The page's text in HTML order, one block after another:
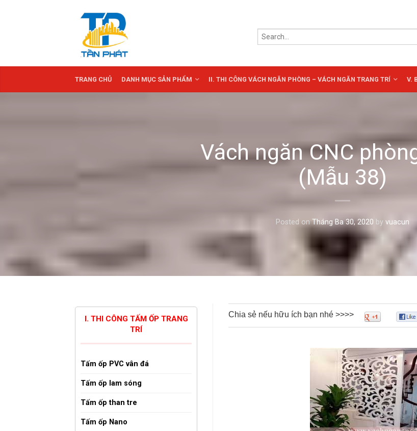
TRANG CHỦ DANH MỤC SẢN PHẨM II. THI CÔNG VÁCH NGĂN PHÒNG – VÁCH NGĂN TRANG TRÍ V.
Vách ngăn CNC
(Mẫu 38)
Posted onTháng Ba 30, 2020 by vuacun
Chia sẻ nếu hữu ích bạn nhé >>>>
I. THI CÔNG TẤM ỐP TRANG
TRÍ
Tấm ốp PVC vân đá
Tấm ốp lam sóng
Tấm ốp than tre
Tấm ốp Nano